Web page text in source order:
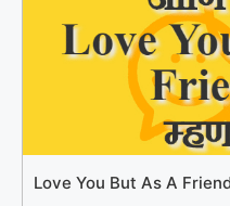
Love You But As A